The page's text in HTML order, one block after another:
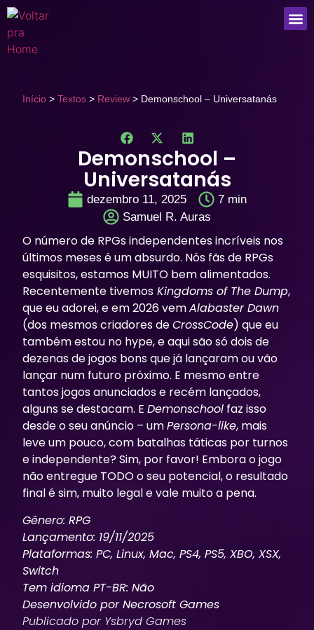
Início >Textos > Review > Demonschool – Universatanás
Demonschool –
Universatanás
dezembro 11, 2025 7 min
Samuel R. Auras
O número de RPGs independentes incríveis nos
últimos meses é um absurdo. Nós fãs de RPGs
esquisitos, estamos MUITO bem alimentados.
Recentemente tivemos Kingdoms of The Dump,
que eu adorei, e em 2026 vemAlabaster Dawn
(dos mesmos criadores deCrossCode) que eu
também estou no hype, e aqui são só dois de
dezenas de jogos bons que já lançaram ou vão
lançar num futuro próximo. E mesmo entre
tantos jogos anunciados e recém lançados,
alguns se destacam. EDemonschool faz isso
desde o seu anúncio – umPersona-like, mais
leve um pouco, com batalhas táticas por turnos
e independente? Sim, por favor! Embora o jogo
não entregue TODO o seu potencial, o resultado
final é sim, muito legal e vale muito a pena.
Gênero: RPG
Lançamento: 19/11/2025
Plataformas: PC, Linux, Mac, PS4, PS5, XBO, XSX,
Switch
Tem idioma PT-BR: Não
Desenvolvido por Necrosoft Games
Publicado por Ysbryd Games